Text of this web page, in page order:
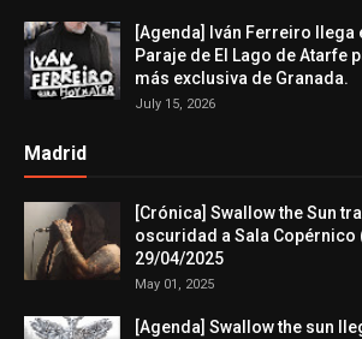
[Agenda] Iván Ferreiro llega
Paraje de El Lago de Atarfe
más exclusiva de Granada.
July 15, 2026
Madrid
[Crónica] Swallow the Sun
oscuridad a Sala Copérnico
29/04/2025
May 01, 2025
[Agenda] Swallow the sun